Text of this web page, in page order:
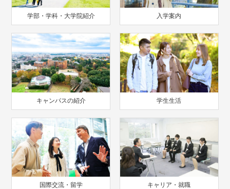
学部・学科・大学院紹介 入学案内
キャンパスの紹介 学生生活
国際交流・留学 キャリア・就職